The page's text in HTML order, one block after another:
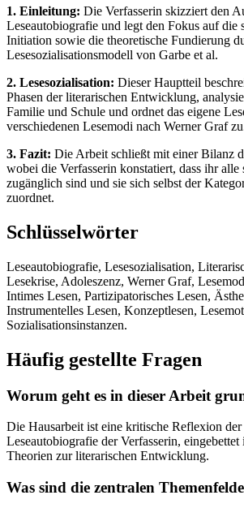
1. Einleitung: Die Verfasserin skizziert den
Leseautobiografie und legt den Fokus auf die
Initiation sowie die theoretische Fundierung
Lesesozialisationsmodell von Garbe et al.
2. Lesesozialisation: Dieser Hauptteil
Phasen der literarischen Entwicklung,
Familie und Schule und ordnet das eigene
verschiedenen Lesemodi nach Werner Graf
3. Fazit: Die Arbeit schließt mit einer Bilanz
wobei die Verfasserin konstatiert, dass ihr alle
zugänglich sind und sie sich selbst der
zuordnet.
Schlüsselwörter
Leseautobiografie, Lesesozialisation,
Lesekrise, Adoleszenz, Werner Graf,
Intimes Lesen, Partizipatorisches Lesen,
Instrumentelles Lesen, Konzeptlesen,
Sozialisationsinstanzen.
Häufig gestellte Fragen
Worum geht es in dieser Arbeit
Die Hausarbeit ist eine kritische Reflexion der
Leseautobiografie der Verfasserin,
Theorien zur literarischen Entwicklung.
Was sind die zentralen